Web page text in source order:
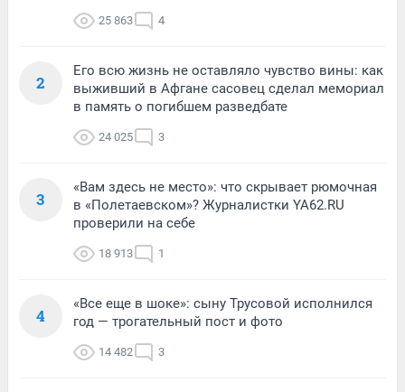
25 863 4
2
Его всю жизнь не оставляло чувство вины: как
выживший в Афгане сасовец сделал мемориал
в память о погибшем разведбате
24 025 3
3
«Вам здесь не место»: что скрывает рюмочная
в «Полетаевском»? Журналистки YA62.RU
проверили на себе
18 913 1
4
«Все еще в шоке»: сыну Трусовой исполнился
год — трогательный пост и фото
14 482 3